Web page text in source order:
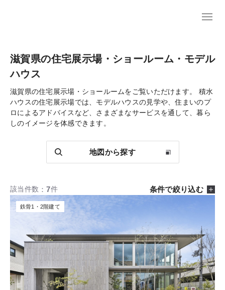
滋賀県の住宅展示場・ショールーム・モデル
ハウス
滋賀県の住宅展示場・ショールームをご覧いただけます。
積水
ハウスの住宅展示場では、モデルハウスの見学や、住まいのプ
ロによるアドバイスなど、さまざまなサービスを通して、暮ら
しのイメージを体感できます。
地図から探す
該当件数 7件 条件で絞り込む
鉄骨1・2階建て